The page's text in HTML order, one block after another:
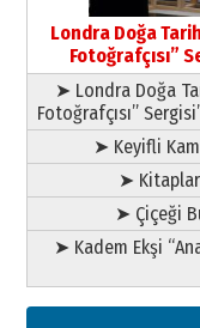
yazar
11 Mayıs
Londra Doğa
Fotoğrafçısı”
➤ Londra Doğa
Fotoğrafçısı”
➤ Keyifli
➤
➤ Çiçeği
➤ Kadem Ekşi